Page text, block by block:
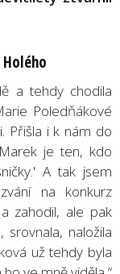
Holého
a tehdy chodila
Poledňákové
Přišla i k nám do
je ten, kdo
A tak jsem
na konkurz
zahodil, ale pak
naložila
už tehdy byla